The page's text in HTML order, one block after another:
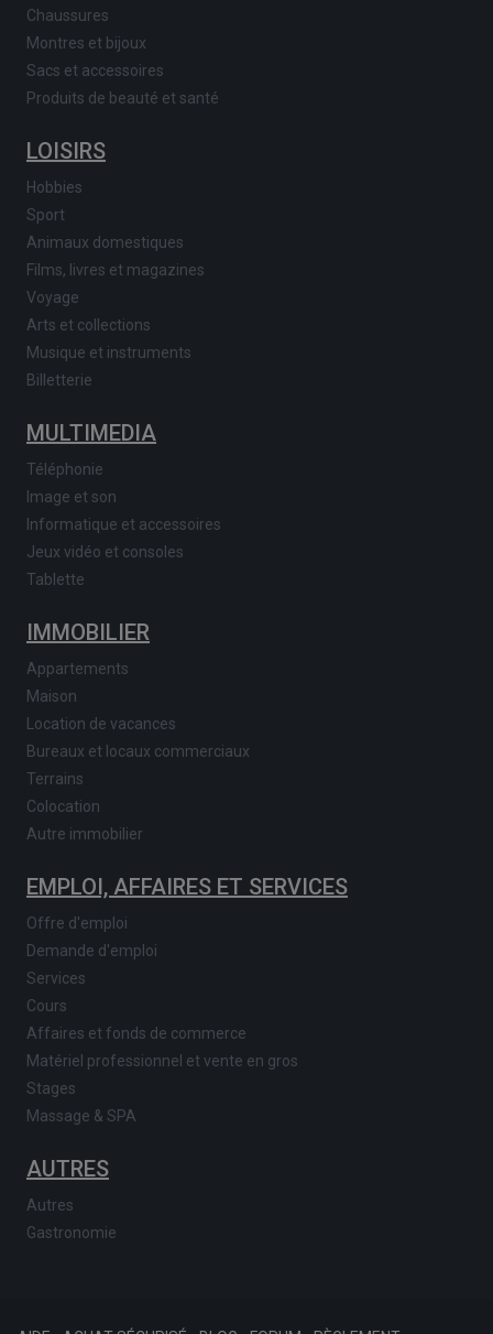
Chaussures
Montres et bijoux
Sacs et accessoires
Produits de beauté et santé
LOISIRS
Hobbies
Sport
Animaux domestiques
Films, livres et magazines
Voyage
Arts et collections
Musique et instruments
Billetterie
MULTIMEDIA
Téléphonie
Image et son
Informatique et accessoires
Jeux vidéo et consoles
Tablette
IMMOBILIER
Appartements
Maison
Location de vacances
Bureaux et locaux commerciaux
Terrains
Colocation
Autre immobilier
EMPLOI, AFFAIRES ET SERVICES
Offre d'emploi
Demande d'emploi
Services
Cours
Affaires et fonds de commerce
Matériel professionnel et vente en gros
Stages
Massage & SPA
AUTRES
Autres
Gastronomie